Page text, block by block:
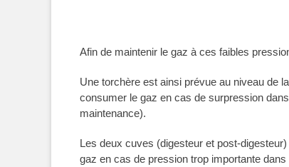
Afin de maintenir le gaz à ces faibles
Une torchère est ainsi prévue au niveau de
consumer le gaz en cas de surpression
maintenance).
Les deux cuves (digesteur et post-
gaz en cas de pression trop importante